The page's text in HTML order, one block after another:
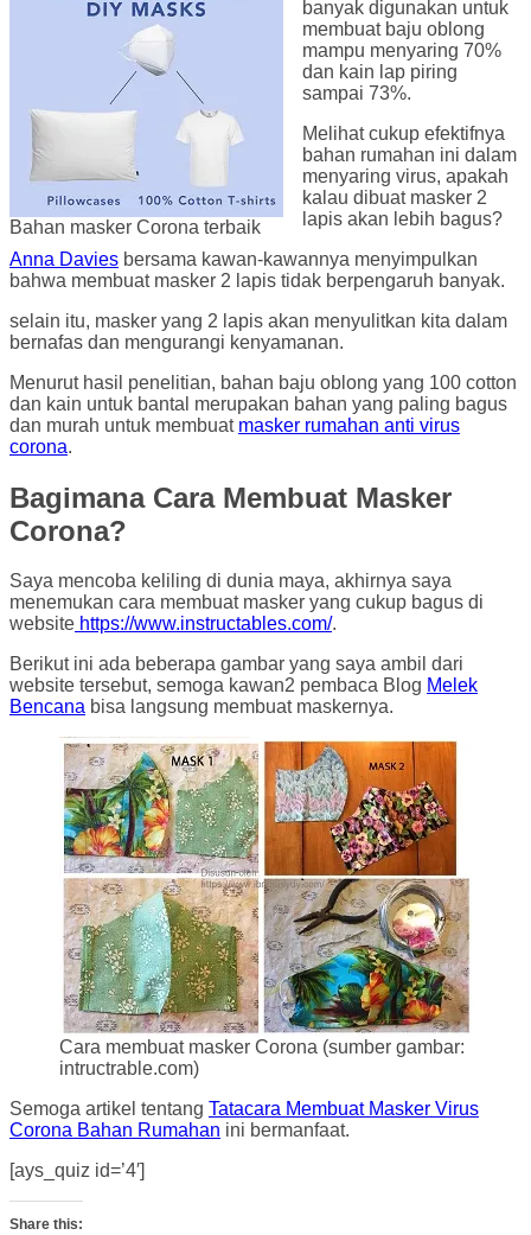
Bahan masker Corona terbaik
banyak digunakan untuk
membuat baju oblong
mampu menyaring 70%
dan kain lap piring
sampai 73%.
Melihat cukup efektifnya
bahan rumahan ini dalam
menyaring virus, apakah
kalau dibuat masker 2
lapis akan lebih bagus?
Anna Davies bersama kawan-kawannya menyimpulkan
bahwa membuat masker 2 lapis tidak berpengaruh banyak.
selain itu, masker yang 2 lapis akan menyulitkan kita dalam
bernafas dan mengurangi kenyamanan.
Menurut hasil penelitian, bahan baju oblong yang 100 cotton
dan kain untuk bantal merupakan bahan yang paling bagus
dan murah untuk membuat masker rumahan anti virus
corona.
Bagimana Cara Membuat Masker
Corona?
Saya mencoba keliling di dunia maya, akhirnya saya
menemukan cara membuat masker yang cukup bagus di
website https://www.instructables.com/.
Berikut ini ada beberapa gambar yang saya ambil dari
website tersebut, semoga kawan2 pembaca Blog Melek
Bencana bisa langsung membuat maskernya.
Cara membuat masker Corona (sumber gambar:
intructrable.com)
Semoga artikel tentang Tatacara Membuat Masker Virus
Corona Bahan Rumahan ini bermanfaat.
[ays_quiz id=’4′]
Share this: